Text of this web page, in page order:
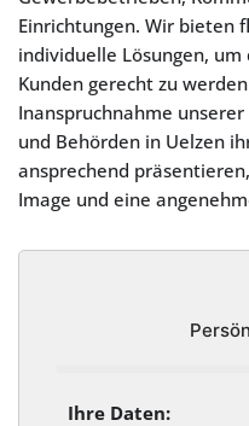
Einrichtungen. Wir bieten
individuelle Lösungen,
Kunden gerecht zu
Inanspruchnahme
und Behörden in Uelzen
ansprechend
Image und eine
Ihre Daten: